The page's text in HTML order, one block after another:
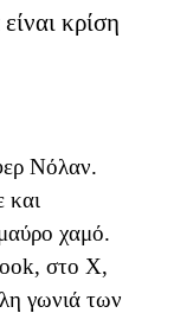
κρίση
Νόλαν.
και
χαμό.
στο X,
γωνιά των